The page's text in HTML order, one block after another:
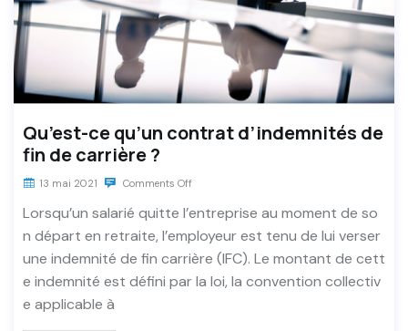
Qu’est-ce qu’un contrat d’indemnités de
fin de carrière ?
13 mai 2021 Comments Off
Lorsqu’un salarié quitte l’entreprise au moment de so
n départ en retraite, l’employeur est tenu de lui verser
une indemnité de fin carrière (IFC). Le montant de cett
e indemnité est défini par la loi, la convention collectiv
e applicable à